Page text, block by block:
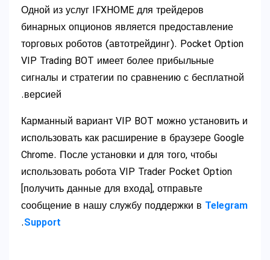
Одной из услуг IFXHOME для трейдеров
бинарных опционов является предоставление
торговых роботов (автотрейдинг). Pocket Option
VIP Trading BOT имеет более прибыльные
сигналы и стратегии по сравнению с бесплатной
версией.
Карманный вариант VIP BOT можно установить и
использовать как расширение в браузере Google
Chrome. После установки и для того, чтобы
использовать робота VIP Trader Pocket Option
[получить данные для входа], отправьте
сообщение в нашу службу поддержки в Telegram
Support
.